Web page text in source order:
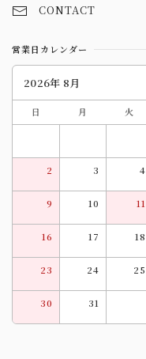
CONTACT
営業日カレンダー
2026年 8月
日 月 火
2 3 4
9 10 11
16 17 18
23 24 25
30 31